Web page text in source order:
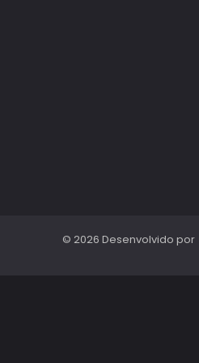
© 2026 Desenvolvido por